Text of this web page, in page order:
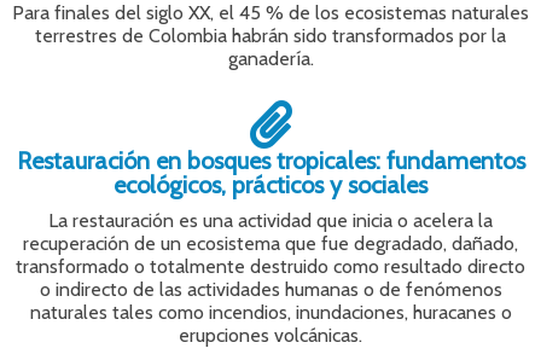
Para finales del siglo XX, el 45 % de los ecosistemas naturales
terrestres de Colombia habrán sido transformados por la
ganadería.
Restauración en bosques tropicales: fundamentos
ecológicos, prácticos y sociales
La restauración es una actividad que inicia o acelera la
recuperación de un ecosistema que fue degradado, dañado,
transformado o totalmente destruido como resultado directo
o indirecto de las actividades humanas o de fenómenos
naturales tales como incendios, inundaciones, huracanes o
erupciones volcánicas.